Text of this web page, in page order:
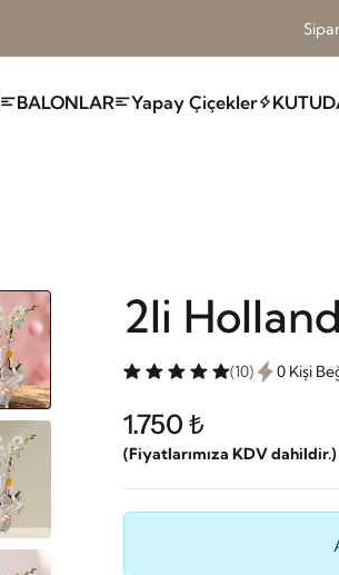
BALONLAR Yapay Çiçekler
2li
(10) 0 Kişi
1.750 ₺
(Fiyatlarımıza KDV dahildir.)